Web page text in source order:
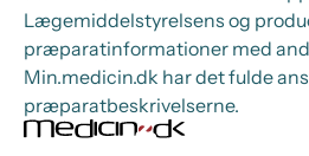
Lægemiddelstyrelsens og
præparatinformationer med
Min.medicin.dk har det fulde
præparatbeskrivelserne.